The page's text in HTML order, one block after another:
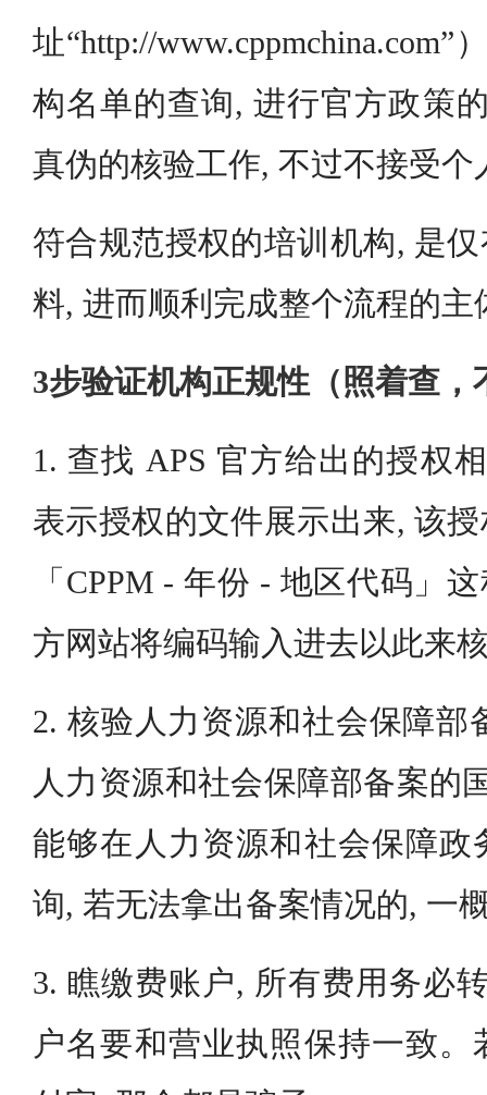
址“http://
构名单的查询, 进行官方政策
真伪的核验工作, 不过不接受个
符合规范授权的培训机构, 是
料, 进而顺利完成整个流程的主
3步验证机构正规性（照着查，
1. 查找 APS 官方给出的授权
表示授权的文件展示出来, 该
「CPPM - 年份 - 地区代码」
方网站将编码输入进去以此来
2. 核验人力资源和社会保障部
人力资源和社会保障部备案的
能够在人力资源和社会保障政
询, 若无法拿出备案情况的, 一
3. 瞧缴费账户, 所有费用务必
户名要和营业执照保持一致